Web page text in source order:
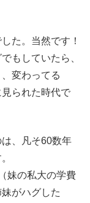
た。当然です！
もしていたら、
変わってる
られた時代で
、凡そ60数年
妹の私大の学費
がハグした